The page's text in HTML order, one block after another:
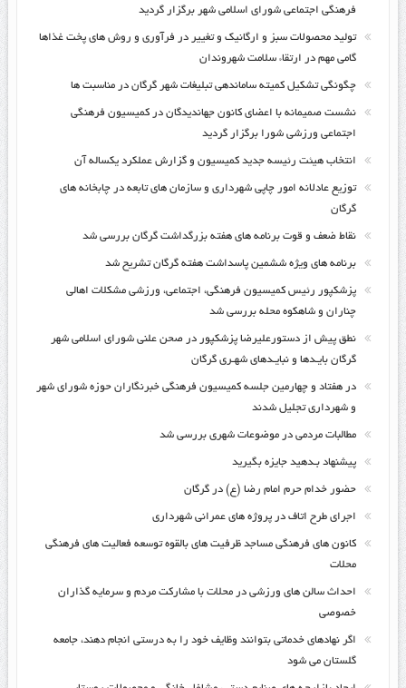
فرهنگی اجتماعی شورای اسلامی شهر برگزار گردید
تولید محصولات سبز و ارگانیک و تغییر در فرآوری و روش های پخت غذاها
گامی مهم در ارتقاء سلامت شهروندان
چگونگی تشکیل کمیته ساماندهی تبلیغات شهر گرگان در مناسبت ها
نشست صمیمانه با اعضای کانون جهاندیدگان در کمیسیون فرهنگی
اجتماعی ورزشی شورا برگزار گردید
انتخاب هیئت رئیسه جدید کمیسیون و گزارش عملکرد یکساله آن
توزیع عادلانه امور چاپی شهرداری و سازمان های تابعه در چابخانه های
گرگان
نقاط ضعف و قوت برنامه های هفته بزرگداشت گرگان بررسی شد
برنامه های ویژه ششمین پاسداشت هفته گرگان تشریح شد
پزشکپور رئیس کمیسیون فرهنگی، اجتماعی، ورزشی مشکلات اهالی
چناران و شاهکوه محله بررسی شد
نطق پیش از دستورعلیرضا پزشکپور در صحن علنی شورای اسلامی شهر
گرگان بایـدها و نبایـدهای شهـری گرگان
در هفتاد و چهارمین جلسه کمیسیون فرهنگی خبرنگاران حوزه شورای شهر
و شهرداری تجلیل شدند
مطالبات مردمی در موضوعات شهری بررسی شد
پیشنهاد بـدهید جایزه بگیرید
حضور خدام حرم امام رضا (ع) در گرگان
اجرای طرح اتاف در پروژه های عمرانی شهرداری
کانون های فرهنگی مساجد ظرفیت های بالقوه توسعه فعالیت های فرهنگی
محلات
احداث سالن های ورزشی در محلات با مشارکت مردم و سرمایه گذاران
خصوصی
اگر نهادهای خدماتی بتوانند وظایف خود را به درستی انجام دهند، جامعه
گلستان می شود